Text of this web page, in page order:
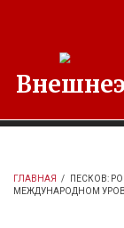
ГЛАВНАЯ /
ПЕСКОВ:
МЕЖДУНАРОДНОМ